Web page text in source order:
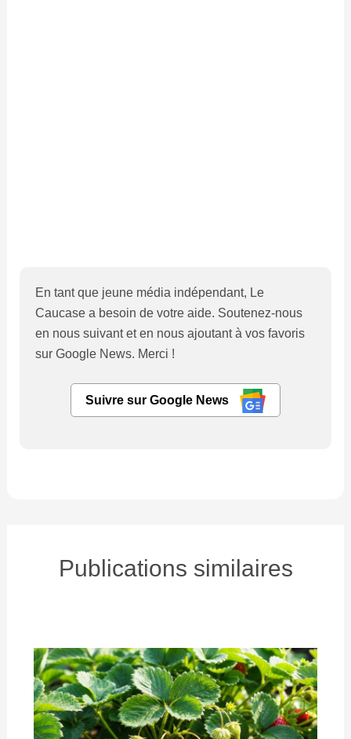
En tant que jeune média indépendant, Le
Caucase a besoin de votre aide. Soutenez-nous
en nous suivant et en nous ajoutant à vos favoris
sur Google News. Merci !
Suivre sur Google News
Publications similaires